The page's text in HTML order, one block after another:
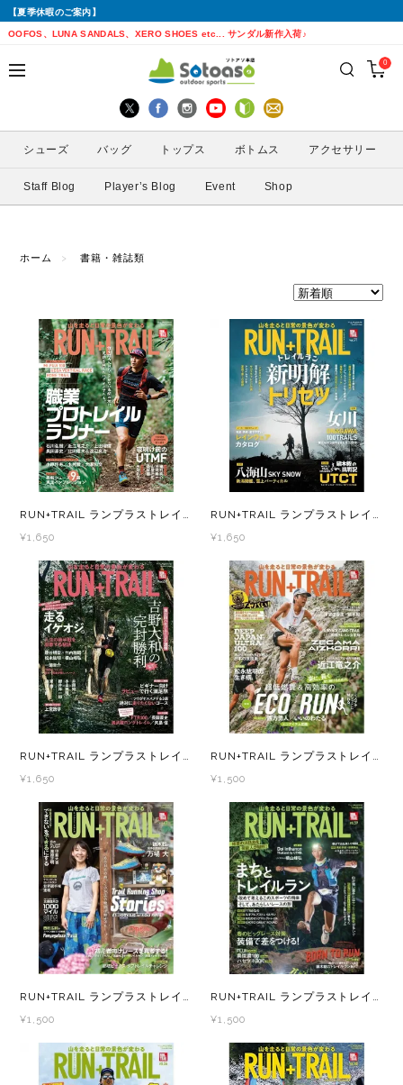
【夏季休暇のご案内】
OOFOS、LUNA SANDALS、XERO SHOES etc... サンダル新作入荷♪
戻る
シューズから探す
トレイルランニングシューズ
ランニングシューズ
戻る
トップスから探す
シェル・レインウェア
シャツ
戻る
ボトムスから探す
ショートパンツ
ロングパンツ
戻る
バッグから探す
トレランザック
バックパック
戻る
アクセサリーから探す
キャップ・ハット
ソックス
ゲイター
サングラス
ライト
ボトル・携帯カップ
ストックポール
その他
戻る
ブランドから探す
ACTIVE YOHKAN(アクティブようかん)
ATHLETUNE(アスリチューン)
HoneyAction(ハニーアクション)
KODA(コーダ)
Mag-on(マグオン)
MEDALIST(メダリスト)
PUREPALA(ピュアパラ)
SAMURAICHARGE Pro
SAMURAI GEL(サムライジェル)
Shonai Special(ショウナイスペシャル)
VESPA(ベスパ)
ZEN NUTRITION(ゼンニュートリション)
カルノパワー
ジャパンエナジーフード
オレは摂取す
戻る
ブランドから探す
Amazfit(アマズフィット)
BAUERFEIND(バウアーファインド)
Clef(クレ)
Columbia・Montrail(コロンビア・モント
レイル)
COMPRESSPORT(コンプレスポーツ)
cotopaxi (コトパクシ)
DYNAFIT(ディナフィット)
ELDORESO(エルドレッソ)
extremities (エクストリミティーズ)
FEELCAP(フィールキャップ)
Feetures (フィーチャーズ)
finetrack(ファイントラック)
GONTEX(ゴンテックス)
goodr(グダー)
handson grip (ハンズオングリップ)
injinji(インジンジ)
戻る
性別から探す
レディース
0
シューズ バッグ トップス ボトムス アクセサリー
Staff Blog Player’s Blog Event Shop
ホーム 書籍・雑誌類
RUN+TRAIL ランプラストレイル Vol.72 - トレラン マガジン -
¥1,650
RUN+TRAIL ランプラストレイル Vol.71 - トレラン マガジン -
¥1,650
¥1,650 ¥1,500
RUN+TRAIL ランプラストレイル Vol.61 - トレラン マガジン -
¥1,500
RUN+TRAIL ランプラストレイル Vol.59 - トレラン マガジン -
¥1,500